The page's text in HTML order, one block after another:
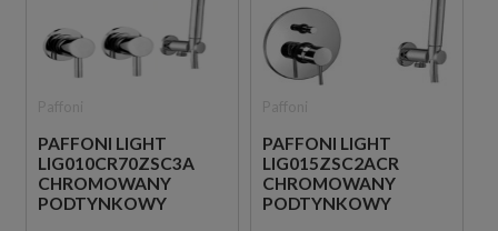
PAFFONI LIGHT
LIG010CR70ZSC3A
CHROMOWANY
PODTYNKOWY
PAFFONI LIGHT
LIG015ZSC2ACR
CHROMOWANY
PODTYNKOWY